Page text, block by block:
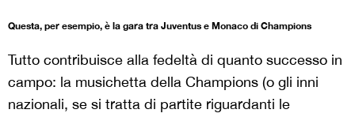
Questa, per esempio, è la gara tra Juventus e Monaco di Champions
Tutto contribuisce alla fedeltà di quanto successo in
campo: la musichetta della Champions (o gli inni
nazionali, se si tratta di partite riguardanti le